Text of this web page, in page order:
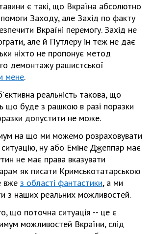
є такі, що Вкраїна абсолютно
Заходу, але Захід по факту
Вкраїні перемогу. Захід не
але й Путлеру ѵін теж не дає
ніхто не пропонує метод
демонтажу рашистської
мене.
реальність такова, що
що буде з рашкою в разі поразки
допустити не може.
на що ми можемо розраховувати
ну або Еміне Д͜жеппар має
не має права вказувати
як писати Кримськотатарською
вже з області фантастики, а ми
з наших реальних можливостей.
що поточна ситуація -- це є
можливостей Вкраїни, слід